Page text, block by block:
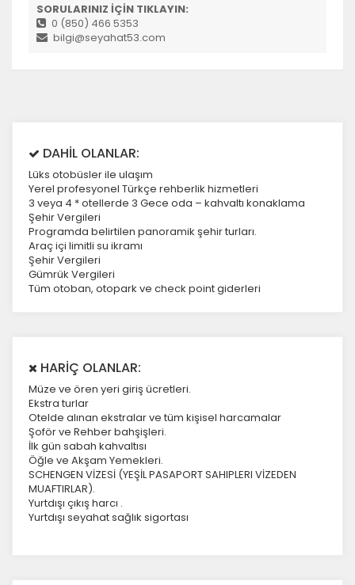
SORULARINIZ İÇİN TIKLAYIN:
0 (850) 466 5353
bilgi@seyahat53.com
DAHİL OLANLAR:
Lüks otobüsler ile ulaşım
Yerel profesyonel Türkçe rehberlik hizmetleri
3 veya 4 * otellerde 3 Gece oda – kahvaltı konaklama
Şehir Vergileri
Programda belirtilen panoramik şehir turları.
Araç içi limitli su ikramı
Şehir Vergileri
Gümrük Vergileri
Tüm otoban, otopark ve check point giderleri
HARİÇ OLANLAR:
Müze ve ören yeri giriş ücretleri.
Ekstra turlar
Otelde alınan ekstralar ve tüm kişisel harcamalar
Şoför ve Rehber bahşişleri.
İlk gün sabah kahvaltısı
Öğle ve Akşam Yemekleri.
SCHENGEN VİZESİ (YEŞİL PASAPORT SAHIPLERI VİZEDEN
MUAFTIRLAR).
Yurtdışı çıkış harcı .
Yurtdışı seyahat sağlık sigortası